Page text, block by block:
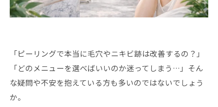
「ピーリングで本当に毛穴やニキビ跡は改善するの？」
「どのメニューを選べばいいのか迷ってしまう…」そん
な疑問や不安を抱えている方も多いのではないでしょう
か。